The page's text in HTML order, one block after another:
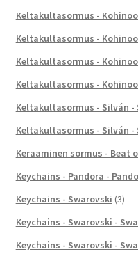
Keltakultasormus -
Keltakultasormus -
Keltakultasormus -
Keltakultasormus -
Keltakultasormus - Silván
Keltakultasormus - Silván -
Keraaminen sormus - Beat
Keychains - Pandora -
Keychains - Swarovski (3)
Keychains - Swarovski -
Keychains - Swarovski -